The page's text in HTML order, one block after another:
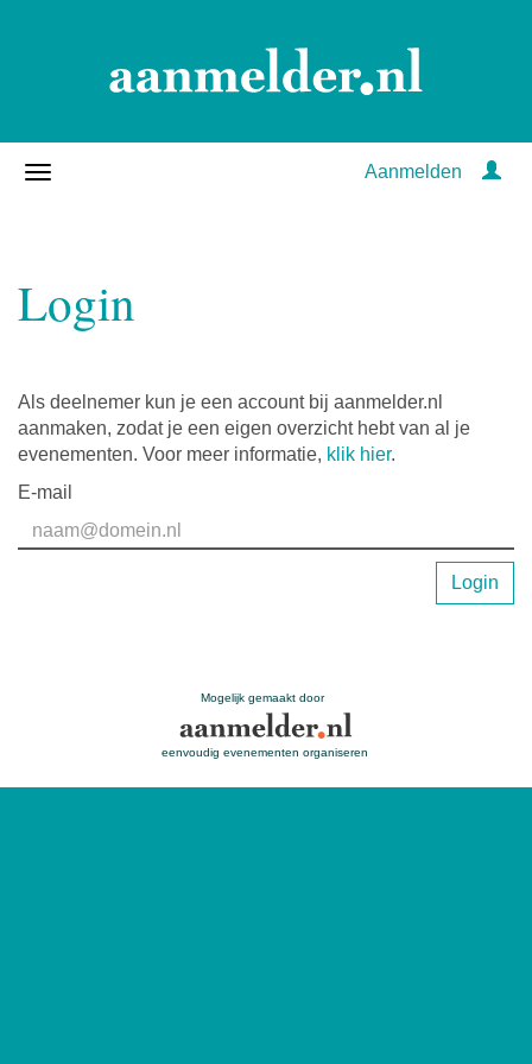
Aanmelden
Login
Als deelnemer kun je een account bij aanmelder.nl
aanmaken, zodat je een eigen overzicht hebt van al je
evenementen. Voor meer informatie, klik hier.
E-mail
Login
Mogelijk gemaakt door
eenvoudig evenementen organiseren